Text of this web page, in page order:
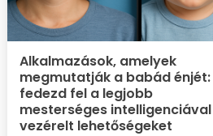
Alkalmazások, amelyek
megmutatják a babád énjét:
fedezd fel a legjobb
mesterséges intelligenciával
vezérelt lehetőségeket